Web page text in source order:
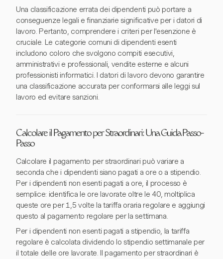
Una classificazione errata dei dipendenti può portare a
conseguenze legali e finanziarie significative per i datori di
lavoro. Pertanto, comprendere i criteri per l'esenzione è
cruciale. Le categorie comuni di dipendenti esenti
includono coloro che svolgono compiti esecutivi,
amministrativi e professionali, vendite esterne e alcuni
professionisti informatici. I datori di lavoro devono garantire
una classificazione accurata per conformarsi alle leggi sul
lavoro ed evitare sanzioni.
Calcolare il Pagamento per Straordinari: Una Guida Passo-
Passo
Calcolare il pagamento per straordinari può variare a
seconda che i dipendenti siano pagati a ore o a stipendio.
Per i dipendenti non esenti pagati a ore, il processo è
semplice: identifica le ore lavorate oltre le 40, moltiplica
queste ore per 1,5 volte la tariffa oraria regolare e aggiungi
questo al pagamento regolare per la settimana.
Per i dipendenti non esenti pagati a stipendio, la tariffa
regolare è calcolata dividendo lo stipendio settimanale per
il totale delle ore lavorate. Il pagamento per straordinari è